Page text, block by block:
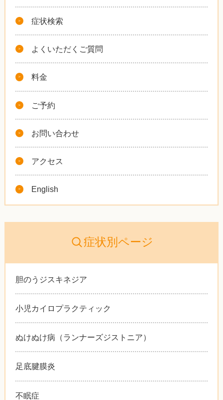
症状検索
よくいただくご質問
料金
ご予約
お問い合わせ
アクセス
English
症状別ページ
胆のうジスキネジア
小児カイロプラクティック
ぬけぬけ病（ランナーズジストニア）
足底腱膜炎
不眠症